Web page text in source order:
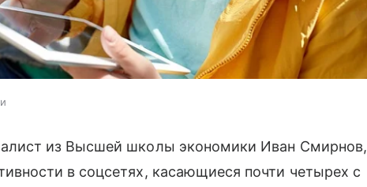
из Высшей школы экономики Иван Смирнов,
в соцсетях, касающиеся почти четырех с